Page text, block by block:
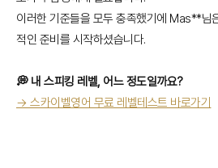
이러한 기준들을 모두 충족했기에 Mas**님
적인 준비를 시작하셨습니다.
💭 내 스피킹 레벨, 어느 정도일까요?
→ 스카이벨영어 무료 레벨테스트 바로가기